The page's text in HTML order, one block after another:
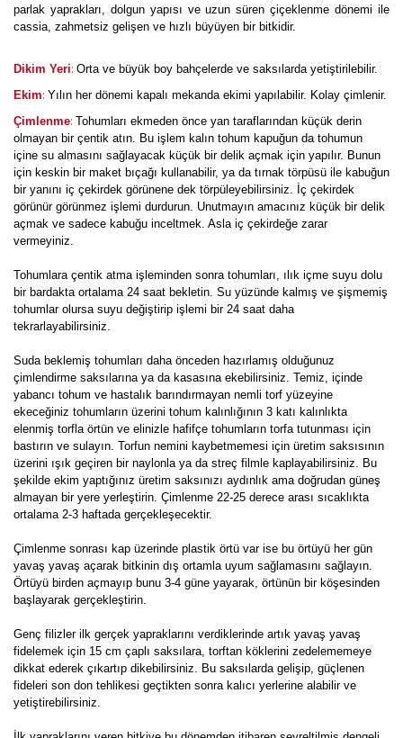
parlak yaprakları, dolgun yapısı ve uzun süren çiçeklenme dönemi ile
cassia, zahmetsiz gelişen ve hızlı büyüyen bir bitkidir.
Dikim Yeri: Orta ve büyük boy bahçelerde ve saksılarda yetiştirilebilir.
Ekim: Yılın her dönemi kapalı mekanda ekimi yapılabilir. Kolay çimlenir.
Çimlenme: Tohumları ekmeden önce yan taraflarından küçük derin
olmayan bir çentik atın. Bu işlem kalın tohum kapuğun da tohumun
içine su almasını sağlayacak küçük bir delik açmak için yapılır. Bunun
için keskin bir maket bıçağı kullanabilir, ya da tırnak törpüsü ile kabuğun
bir yanını iç çekirdek görünene dek törpüleyebilirsiniz. İç çekirdek
görünür görünmez işlemi durdurun. Unutmayın amacınız küçük bir delik
açmak ve sadece kabuğu inceltmek. Asla iç çekirdeğe zarar
vermeyiniz.
Tohumlara çentik atma işleminden sonra tohumları, ılık içme suyu dolu
bir bardakta ortalama 24 saat bekletin. Su yüzünde kalmış ve şişmemiş
tohumlar olursa suyu değiştirip işlemi bir 24 saat daha
tekrarlayabilirsiniz.
Suda beklemiş tohumları daha önceden hazırlamış olduğunuz
çimlendirme saksılarına ya da kasasına ekebilirsiniz. Temiz, içinde
yabancı tohum ve hastalık barındırmayan nemli torf yüzeyine
ekeceğiniz tohumların üzerini tohum kalınlığının 3 katı kalınlıkta
elenmiş torfla örtün ve elinizle hafifçe tohumların torfa tutunması için
bastırın ve sulayın. Torfun nemini kaybetmemesi için üretim saksısının
üzerini ışık geçiren bir naylonla ya da streç filmle kaplayabilirsiniz. Bu
şekilde ekim yaptığınız üretim saksınızı aydınlık ama doğrudan güneş
almayan bir yere yerleştirin. Çimlenme 22-25 derece arası sıcaklıkta
ortalama 2-3 haftada gerçekleşecektir.
Çimlenme sonrası kap üzerinde plastik örtü var ise bu örtüyü her gün
yavaş yavaş açarak bitkinin dış ortamla uyum sağlamasını sağlayın.
Örtüyü birden açmayıp bunu 3-4 güne yayarak, örtünün bir köşesinden
başlayarak gerçekleştirin.
Genç filizler ilk gerçek yapraklarını verdiklerinde artık yavaş yavaş
fidelemek için 15 cm çaplı saksılara, torftan köklerini zedelememeye
dikkat ederek çıkartıp dikebilirsiniz. Bu saksılarda gelişip, güçlenen
fideleri son don tehlikesi geçtikten sonra kalıcı yerlerine alabilir ve
yetiştirebilirsiniz.